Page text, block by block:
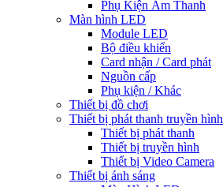
Phụ Kiện Âm Thanh
Màn hình LED
Module LED
Bộ điều khiển
Card nhận / Card phát
Nguồn cấp
Phụ kiện / Khác
Thiết bị đồ chơi
Thiết bị phát thanh truyền hình
Thiết bị phát thanh
Thiết bị truyền hình
Thiết bị Video Camera
Thiết bị ánh sáng